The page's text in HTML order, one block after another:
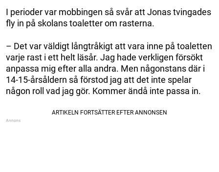
I perioder var mobbingen så svår att Jonas tvingades
fly in på skolans toaletter om rasterna.
– Det var väldigt långtråkigt att vara inne på toaletten
varje rast i ett helt läsår. Jag hade verkligen försökt
anpassa mig efter alla andra. Men någonstans där i
14-15-årsåldern så förstod jag att det inte spelar
någon roll vad jag gör. Kommer ändå inte passa in.